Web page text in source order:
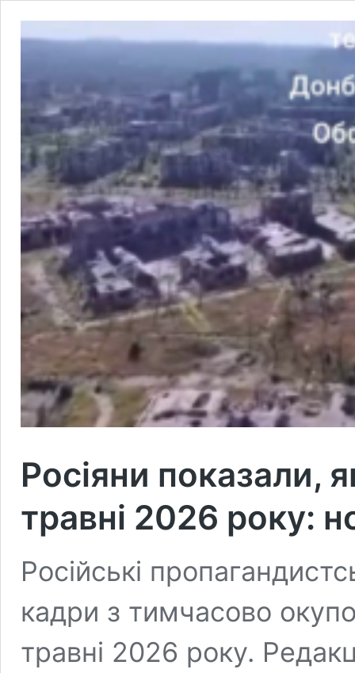
Росіяни показали,
травні 2026 року:
Російські
кадри з тимчасово
травні 2026 року.